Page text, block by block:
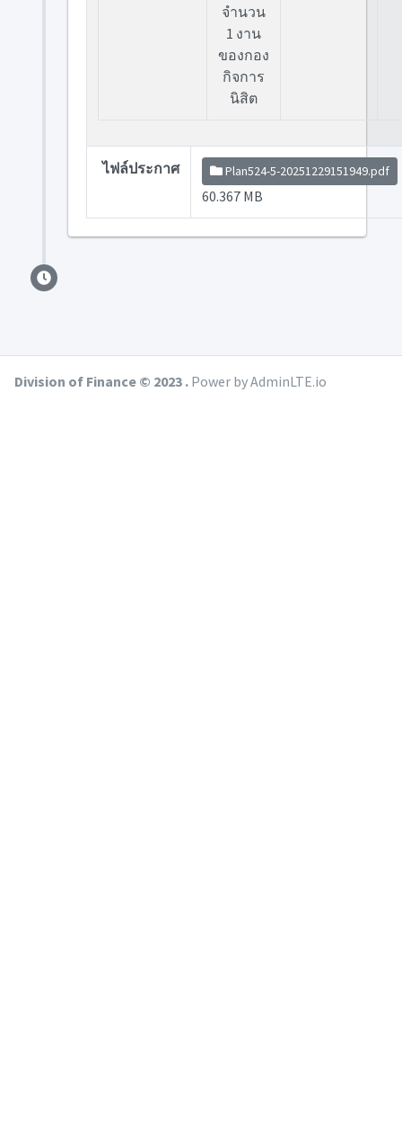
จำนวน
1 งาน
ของกอง
กิจการ
นิสิต
ไฟล์ประกาศ Plan524-5-20251229151949.pdf
60.367 MB
Division of Finance © 2023 . Power by AdminLTE.io